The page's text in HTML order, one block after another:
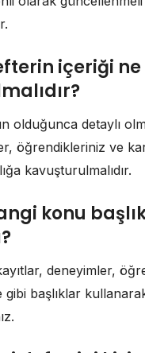
içeriği
olduğunca detaylı
öğrendikleriniz ve
kavuşturulmalıdır.
konu
deneyimler,
gibi başlıklar